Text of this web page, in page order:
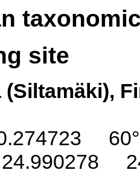
site
(Siltamäki),
24.990278